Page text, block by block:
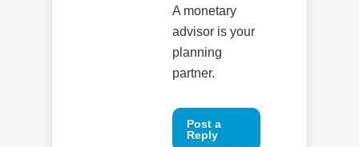
A monetary
advisor is your
planning
partner.
Post a
Reply